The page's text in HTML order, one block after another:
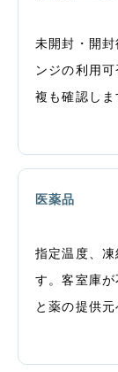
未開封・開
ンジの利用
複も確認しま
医薬品
指定温度、
す。客室庫
と薬の提供元